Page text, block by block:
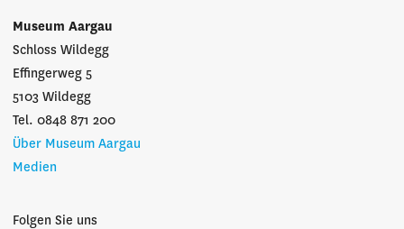
Museum Aargau
Schloss Wildegg
Effingerweg 5
5103 Wildegg
Tel. 0848 871 200
Über Museum Aargau
Medien
Folgen Sie uns